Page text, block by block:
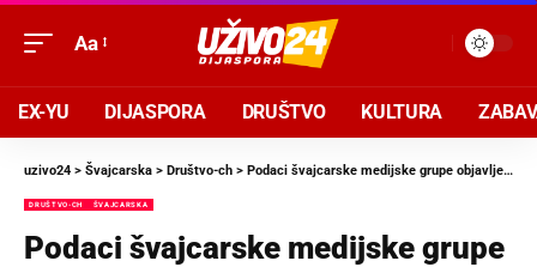
Aa
EX-YU DIJASPORA DRUŠTVO KULTURA
uzivo24 > Švajcarska > Društvo-ch > Podaci švajcarske medijske grupe objavljeni na dark vebu
DRUŠTVO-CH ŠVAJCARSKA
Podaci švajcarske medijske grupe